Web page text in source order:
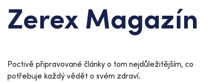
Zerex Magazín
Poctivě připravované články o tom nejdůležitějším, co
potřebuje každý vědět o svém zdraví.